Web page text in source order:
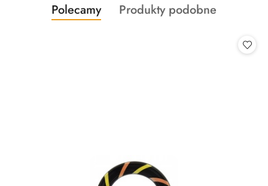
Pomiń karuzelę produktów
Produkty
o
Polecamy
Produkty
Produkty podobne